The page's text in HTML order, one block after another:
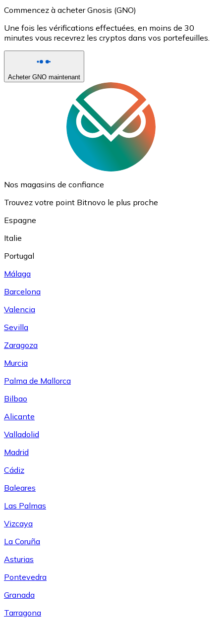
Commencez à acheter Gnosis (GNO)
Une fois les vérifications effectuées, en moins de 30
minutes vous recevrez les cryptos dans vos portefeuilles.
Acheter GNO maintenant
Nos magasins de confiance
Trouvez votre point Bitnovo le plus proche
Espagne
Italie
Portugal
Málaga
Barcelona
Valencia
Sevilla
Zaragoza
Murcia
Palma de Mallorca
Bilbao
Alicante
Valladolid
Madrid
Cádiz
Baleares
Las Palmas
Vizcaya
La Coruña
Asturias
Pontevedra
Granada
Tarragona